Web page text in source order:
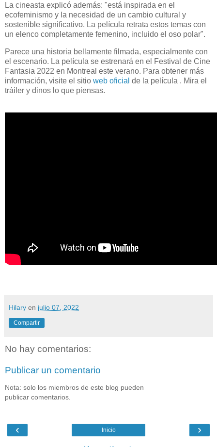
La cineasta explicó además: "está inspirada en el
ecofeminismo y la necesidad de un cambio cultural y
sostenible significativo. La película retrata estos temas con
un elenco completamente femenino, incluido el oso polar".
Parece una historia bellamente filmada, especialmente con
el escenario. La película se estrenará en el Festival de Cine
Fantasia 2022 en Montreal este verano. Para obtener más
información, visite el sitio web oficial de la película . Mira el
tráiler y dinos lo que piensas.
Hilary en julio 07, 2022
Compartir
No hay comentarios:
Publicar un comentario
Nota: solo los miembros de este blog pueden
publicar comentarios.
‹ ›
Inicio